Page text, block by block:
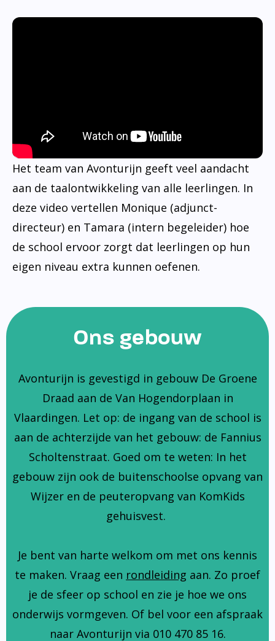
Het team van Avonturijn geeft veel aandacht
aan de taalontwikkeling van alle leerlingen. In
deze video vertellen Monique (adjunct-
directeur) en Tamara (intern begeleider) hoe
de school ervoor zorgt dat leerlingen op hun
eigen niveau extra kunnen oefenen.
Ons gebouw
Avonturijn is gevestigd in gebouw De Groene
Draad aan de Van Hogendorplaan in
Vlaardingen. Let op: de ingang van de school is
aan de achterzijde van het gebouw: de Fannius
Scholtenstraat. Goed om te weten: In het
gebouw zijn ook de buitenschoolse opvang van
Wijzer en de peuteropvang van KomKids
gehuisvest.
Je bent van harte welkom om met ons kennis
te maken. Vraag een rondleiding aan. Zo proef
je de sfeer op school en zie je hoe we ons
onderwijs vormgeven. Of bel voor een afspraak
naar Avonturijn via 010 470 85 16.